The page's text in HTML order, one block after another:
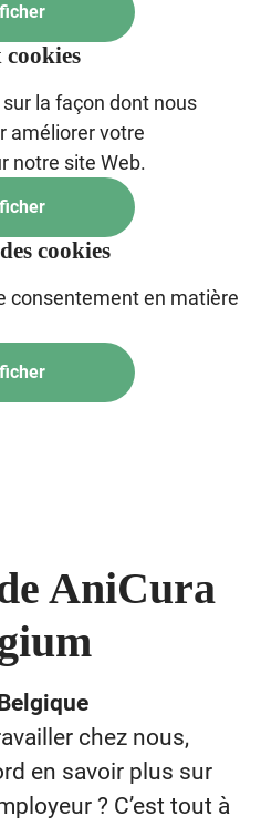
la façon dont nous
améliorer votre
notre site Web.
cookies
consentement en matière
AniCura
chez nous,
en savoir plus sur
? C’est tout à